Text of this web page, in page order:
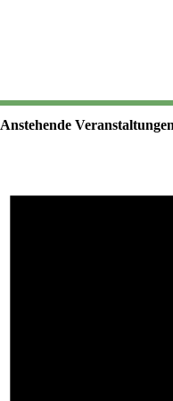
Anstehende